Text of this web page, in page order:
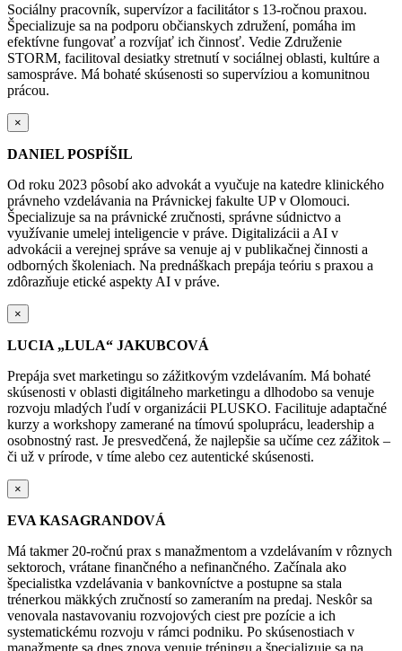
Sociálny pracovník, supervízor a facilitátor s 13-ročnou praxou.
Špecializuje sa na podporu občianskych združení, pomáha im
efektívne fungovať a rozvíjať ich činnosť. Vedie Združenie
STORM, facilitoval desiatky stretnutí v sociálnej oblasti, kultúre a
samospráve. Má bohaté skúsenosti so supervíziou a komunitnou
prácou.
×
DANIEL POSPÍŠIL
Od roku 2023 pôsobí ako advokát a vyučuje na katedre klinického
právneho vzdelávania na Právnickej fakulte UP v Olomouci.
Špecializuje sa na právnické zručnosti, správne súdnictvo a
využívanie umelej inteligencie v práve. Digitalizácii a AI v
advokácii a verejnej správe sa venuje aj v publikačnej činnosti a
odborných školeniach. Na prednáškach prepája teóriu s praxou a
zdôrazňuje etické aspekty AI v práve.
×
LUCIA „LULA“ JAKUBCOVÁ
Prepája svet marketingu so zážitkovým vzdelávaním. Má bohaté
skúsenosti v oblasti digitálneho marketingu a dlhodobo sa venuje
rozvoju mladých ľudí v organizácii PLUSKO. Facilituje adaptačné
kurzy a workshopy zamerané na tímovú spoluprácu, leadership a
osobnostný rast. Je presvedčená, že najlepšie sa učíme cez zážitok –
či už v prírode, v tíme alebo cez autentické skúsenosti.
×
EVA KASAGRANDOVÁ
Má takmer 20-ročnú prax s manažmentom a vzdelávaním v rôznych
sektoroch, vrátane finančného a nefinančného. Začínala ako
špecialistka vzdelávania v bankovníctve a postupne sa stala
trénerkou mäkkých zručností so zameraním na predaj. Neskôr sa
venovala nastavovaniu rozvojových ciest pre pozície a ich
systematickému rozvoju v rámci podniku. Po skúsenostiach v
manažmente sa dnes znova venuje tréningu a špecializuje sa na